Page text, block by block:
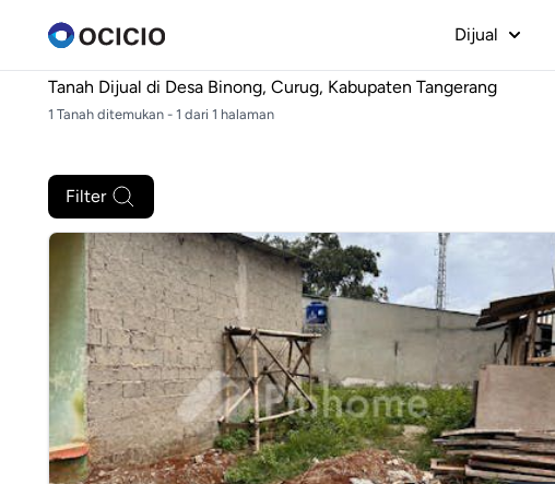
Dijual
Tanah Dijual di Desa Binong, Curug, Kabupaten Tangerang
1 Tanah ditemukan - 1 dari 1 halaman
Filter